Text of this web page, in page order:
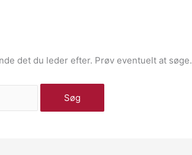
det du leder efter. Prøv eventuelt at søge.